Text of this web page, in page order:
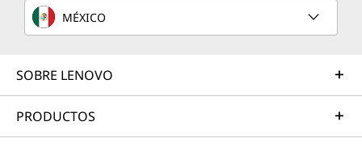
MÉXICO
SOBRE LENOVO
PRODUCTOS